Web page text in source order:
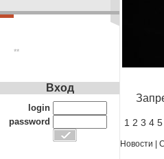
**
1 2 3 4 5
Новости
Вход
login
password